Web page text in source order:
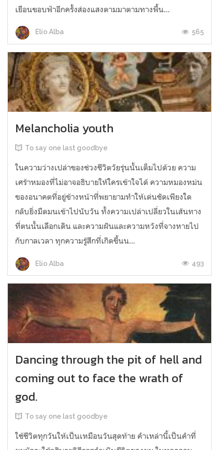
เยือนขอบฟ้าอีกครั้งส่องแสงตามมาตามทางพื้น...
Elio Alba 565
Melancholia youth
To say one last goodbye
ในความว่างเปล่าของช่วงชีวิตวัยรุ่นนั้นเต็มไปด้วย ความ
เศร้าหมองที่ไม่อาจอธิบายให้ใครเข้าใจได้ ความหมองหม่น
ของอนาคตที่อยู่ข้างหน้าที่พยายามทำให้เด่นชัดเพียงใด
กลับยิ่งมืดมนเข้าไปนับวัน ทั้งความเปล่าเปลี่ยวในเส้นทาง
ที่ตนนั้นเลือกเดิน และความฝันและความหวังที่จางหายไป
กับกาลเวลา ทุกความรู้สึกที่เกิดขึ้นน...
Elio Alba 493
Dancing through the pit of hell and
coming out to face the wrath of
god.
To say one last goodbye
ใช้ชีวิตทุกวันให้เป็นเหมือนวันสุดท้าย คำเหล่านี้เป็นคำที่